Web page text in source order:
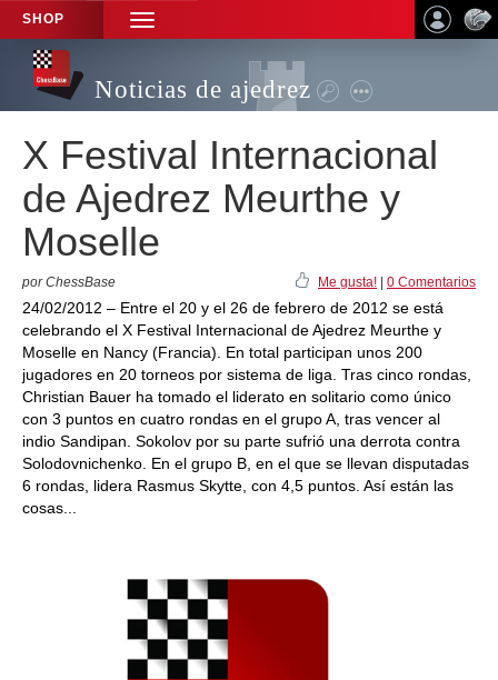
SHOP
TOGGLE
NAVIGATION
Noticias de ajedrez
X Festival Internacional
de Ajedrez Meurthe y
Moselle
por ChessBase Me gusta! 0 Comentarios
24/02/2012 – Entre el 20 y el 26 de febrero de 2012 se está
celebrando el X Festival Internacional de Ajedrez Meurthe y
Moselle en Nancy (Francia). En total participan unos 200
jugadores en 20 torneos por sistema de liga. Tras cinco rondas,
Christian Bauer ha tomado el liderato en solitario como único
con 3 puntos en cuatro rondas en el grupo A, tras vencer al
indio Sandipan. Sokolov por su parte sufrió una derrota contra
Solodovnichenko. En el grupo B, en el que se llevan disputadas
6 rondas, lidera Rasmus Skytte, con 4,5 puntos. Así están las
cosas...